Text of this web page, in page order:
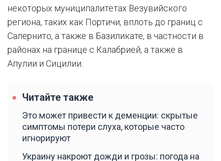
некоторых муниципалитетах Везувийского
региона, таких как Портичи, вплоть до границ с
Салернито, а также в Базиликате, в частности в
районах на границе с Калабрией, а также в
Апулии и Сицилии.
Читайте также
Это может привести к деменции: скрытые
симптомы потери слуха, которые часто
игнорируют
Украину накроют дожди и грозы: погода на